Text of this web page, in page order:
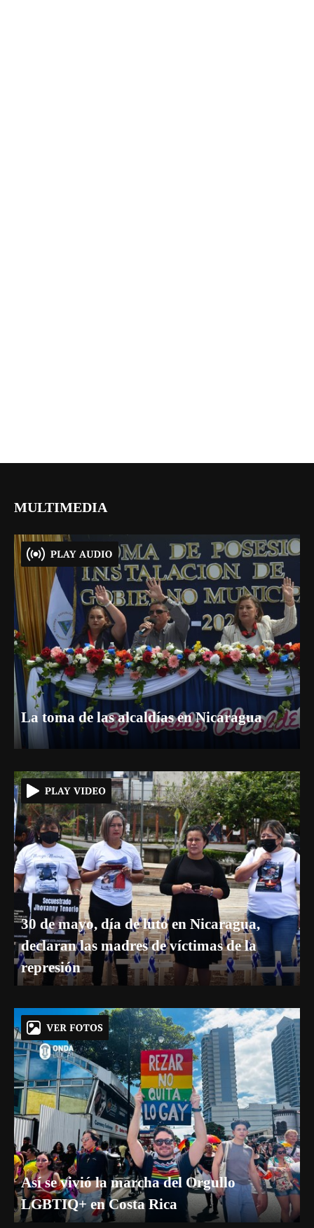
MULTIMEDIA
La toma de las alcaldías en Nicaragua
30 de mayo, día de luto en Nicaragua,
declaran las madres de víctimas de la
represión
Así se vivió la marcha del Orgullo
LGBTIQ+ en Costa Rica